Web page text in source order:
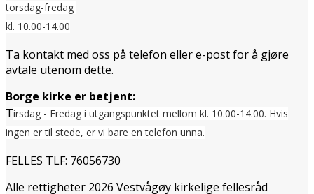
torsdag-fredag
kl. 10.00-14.00
Ta kontakt med oss på telefon eller e-post for å gjøre
avtale utenom dette.
Borge kirke er betjent:
Tirsdag - Fredag i utgangspunktet mellom kl. 10.00-14.00. Hvis
ingen er til stede, er vi bare en telefon unna.
FELLES TLF: 76056730
Alle rettigheter 2026 Vestvågøy kirkelige fellesråd